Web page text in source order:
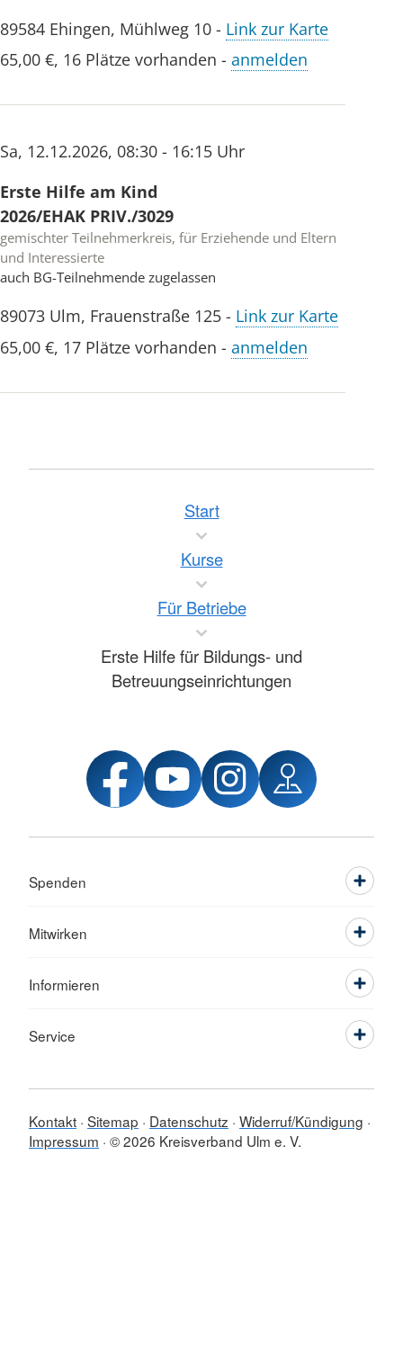
89584 Ehingen, Mühlweg 10 - Link zur Karte
65,00 €, 16 Plätze vorhanden - anmelden
Sa, 12.12.2026, 08:30 - 16:15 Uhr
Erste Hilfe am Kind
2026/EHAK PRIV./3029
gemischter Teilnehmerkreis, für Erziehende und Eltern
und Interessierte
auch BG-Teilnehmende zugelassen
89073 Ulm, Frauenstraße 125 - Link zur Karte
65,00 €, 17 Plätze vorhanden - anmelden
Start
Kurse
Für Betriebe
Erste Hilfe für Bildungs- und
Betreuungseinrichtungen
Spenden
Mitwirken
Informieren
Service
Kontakt Sitemap Datenschutz Widerruf/Kündigung
Impressum © 2026 Kreisverband Ulm e. V.